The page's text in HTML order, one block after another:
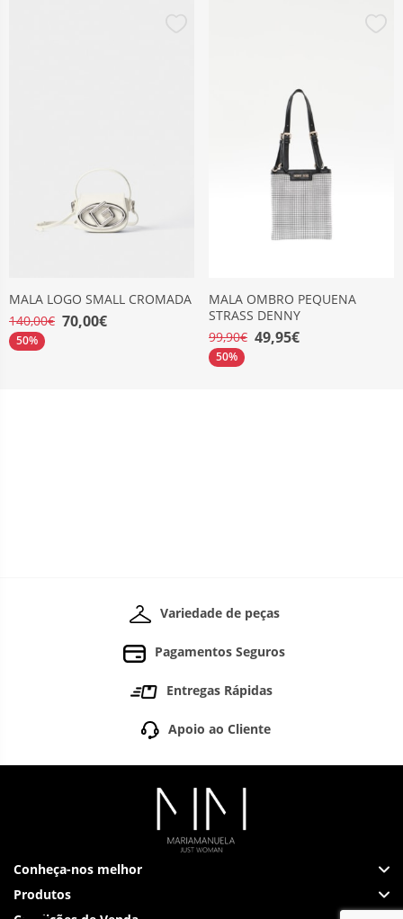
MALA LOGO SMALL CROMADA
140,00€ 70,00€
50%
MALA OMBRO PEQUENA
STRASS DENNY
99,90€ 49,95€
50%
Variedade de peças
Pagamentos Seguros
Entregas Rápidas
Apoio ao Cliente
Conheça-nos melhor
Produtos